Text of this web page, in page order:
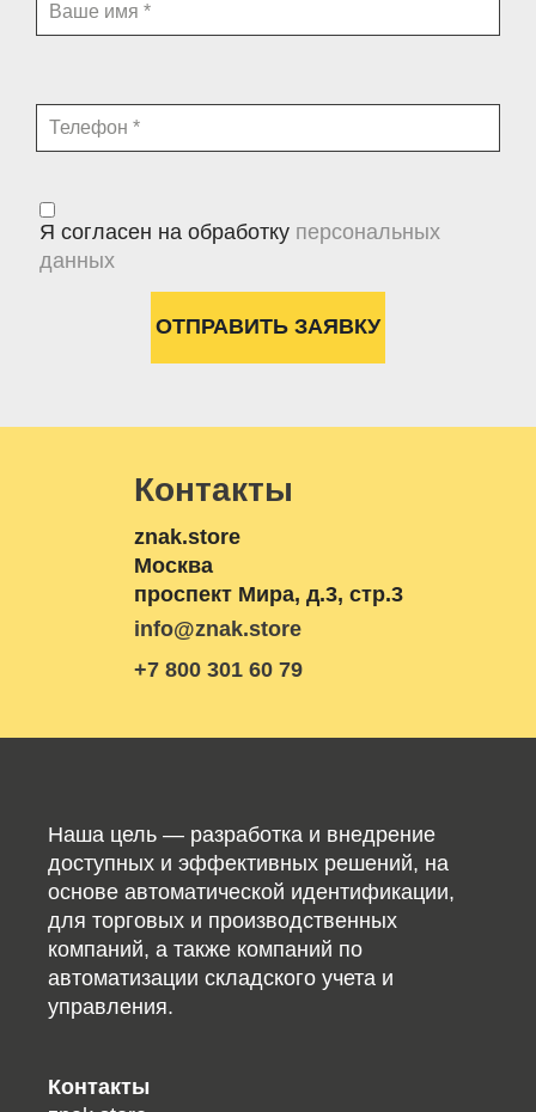
Я согласен на обработку персональных
данных
Контакты
znak.store
Москва
проспект Мира, д.3, стр.3
info@znak.store
+7 800 301 60 79
Наша цель — разработка и внедрение
доступных и эффективных решений, на
основе автоматической идентификации,
для торговых и производственных
компаний, а также компаний по
автоматизации складского учета и
управления.
Контакты